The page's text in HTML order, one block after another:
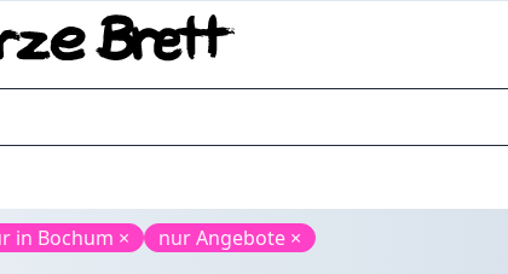
in Bochum × nur Angebote ×